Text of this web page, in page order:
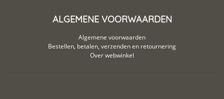
ALGEMENE VOORWAARDEN
Algemene voorwaarden
Bestellen, betalen, verzenden en retournering
Over webwinkel